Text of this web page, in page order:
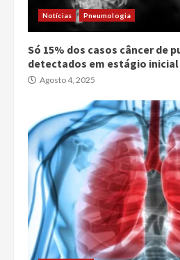
Notícias Pneumologia
Só 15% dos casos câncer de
detectados em estágio inicial
Agosto 4, 2025